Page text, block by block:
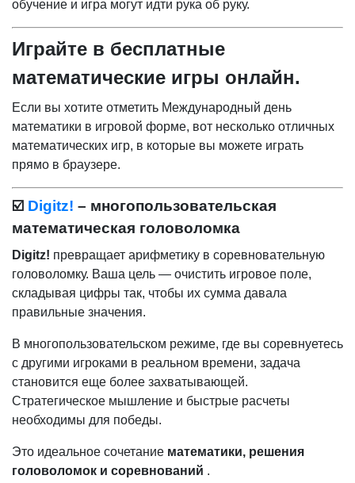
обучение и игра могут идти рука об руку.
Играйте в бесплатные
математические игры онлайн.
Если вы хотите отметить Международный день
математики в игровой форме, вот несколько отличных
математических игр, в которые вы можете играть
прямо в браузере.
☑️ Digitz! – многопользовательская
математическая головоломка
Digitz! превращает арифметику в соревновательную
головоломку. Ваша цель — очистить игровое поле,
складывая цифры так, чтобы их сумма давала
правильные значения.
В многопользовательском режиме, где вы соревнуетесь
с другими игроками в реальном времени, задача
становится еще более захватывающей.
Стратегическое мышление и быстрые расчеты
необходимы для победы.
Это идеальное сочетание математики, решения
головоломок и соревнований .